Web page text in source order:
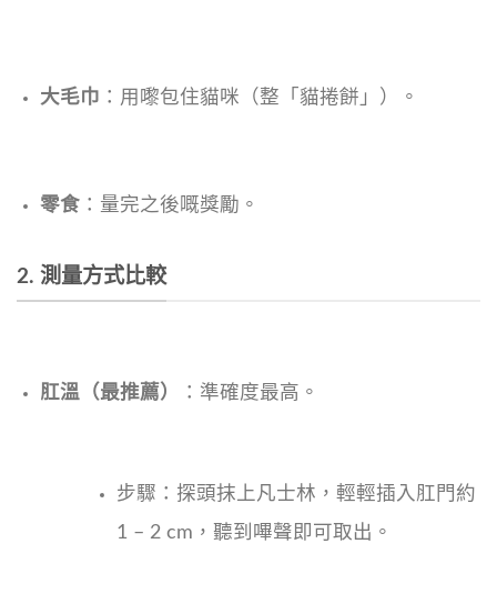
大毛巾 ：用嚟包住貓咪（整「貓捲餅」）。
零食：量完之後嘅獎勵。
2. 測量方式比較
肛溫（最推薦） ：準確度最高。
步驟：探頭抹上凡士林，輕輕插入肛門約
1 – 2 cm，聽到嗶聲即可取出。